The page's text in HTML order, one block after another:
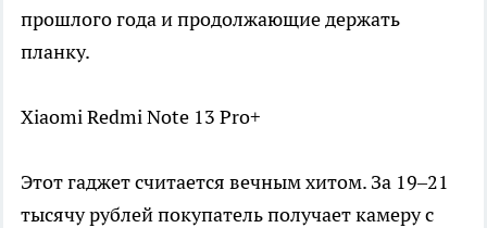
прошлого года и продолжающие держать
планку.
Xiaomi Redmi Note 13 Pro+
Этот гаджет считается вечным хитом. За 19–21
тысячу рублей покупатель получает камеру с